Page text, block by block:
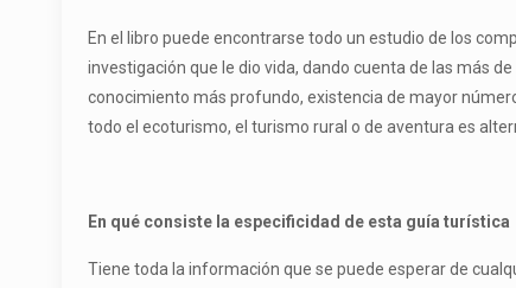
En el libro puede encontrarse todo un estudio de los
investigación que le dio vida, dando cuenta de las más
conocimiento más profundo, existencia de mayor
todo el ecoturismo, el turismo rural o de aventura es
En qué consiste la especificidad de esta guía turística
Tiene toda la información que se puede esperar de